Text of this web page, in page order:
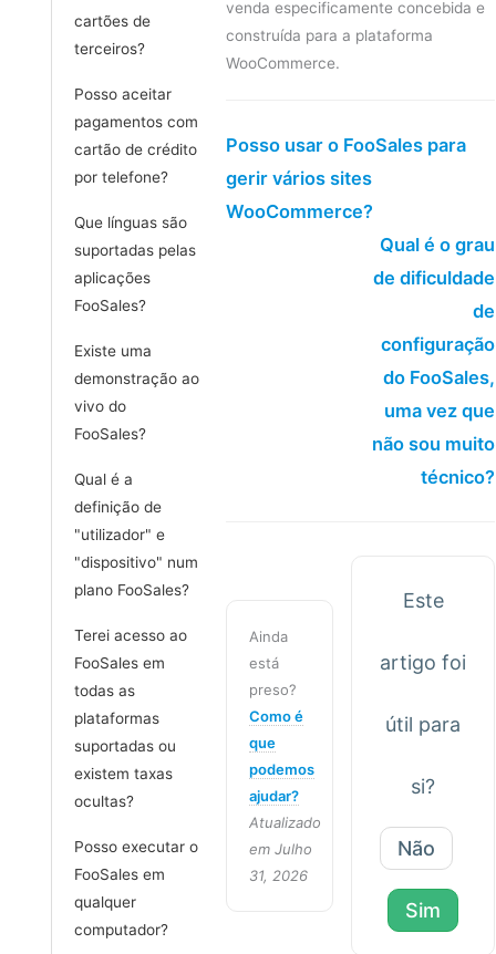
cartões de
terceiros?
Posso aceitar
pagamentos com
cartão de crédito
por telefone?
Que línguas são
suportadas pelas
aplicações
FooSales?
Existe uma
demonstração ao
vivo do
FooSales?
Qual é a
definição de
"utilizador" e
"dispositivo" num
plano FooSales?
Terei acesso ao
FooSales em
todas as
plataformas
suportadas ou
existem taxas
ocultas?
Posso executar o
FooSales em
qualquer
computador?
venda especificamente concebida e
construída para a plataforma
WooCommerce.
Posso usar o FooSales para
gerir vários sites
WooCommerce?
Qual é o grau
de dificuldade
de
configuração
do FooSales,
uma vez que
não sou muito
técnico?
Ainda
está
preso?
Como é
que
podemos
ajudar?
Atualizado
em Julho
31, 2026
Este
artigo foi
útil para
si?
Não
Sim